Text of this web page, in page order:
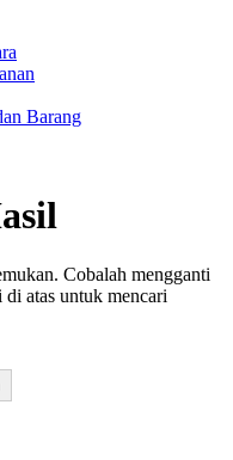
Barang
Cobalah mengganti
atas untuk mencari